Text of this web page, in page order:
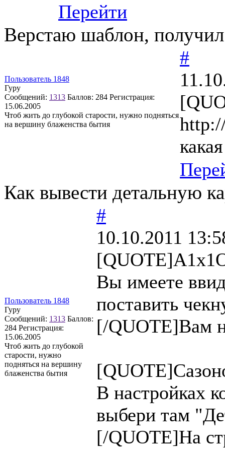
Перейти
Верстаю шаблон,
Пользователь 1848
Гуру
Сообщений: 1313 Баллов: 284 Регистрация:
15.06.2005
Чтоб жить до глубокой старости, нужно подняться
на вершину блаженства бытия
#
какая
Как вывести детальную
Пользователь 1848
Гуру
Сообщений: 1313 Баллов:
284 Регистрация:
15.06.2005
Чтоб жить до глубокой
старости, нужно
подняться на вершину
блаженства бытия
#
10.10.2011
Вы имеете
поставить
[/QUOTE]Вам
В настройках
выбери там
[/QUOTE]На